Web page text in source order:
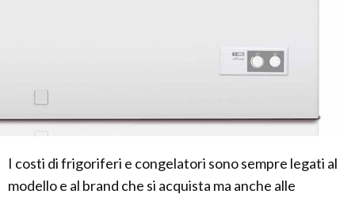
I costi di frigoriferi e congelatori sono sempre legati al
modello e al brand che si acquista ma anche alle